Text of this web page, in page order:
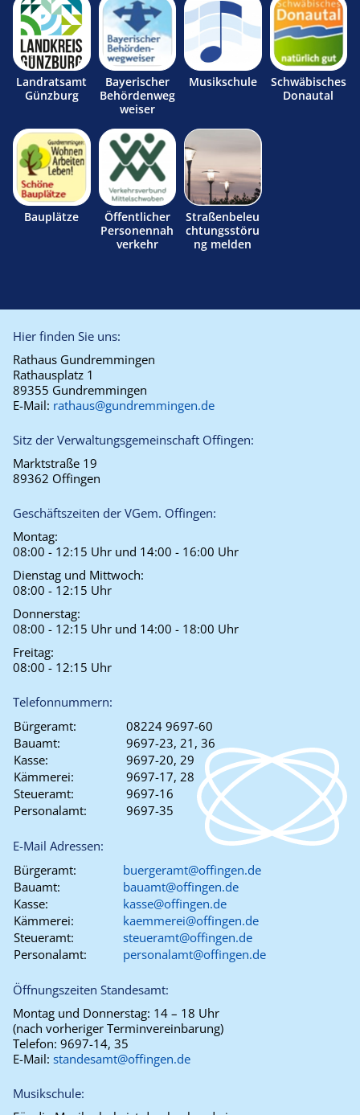
Landratsamt
Günzburg
Bayerischer
Behördenweg
weiser
Musikschule
Schwäbisches
Donautal
Bauplätze
Öffentlicher
Personennah
verkehr
Straßenbeleu
chtungsstöru
ng melden
Hier finden Sie uns:
Rathaus Gundremmingen
Rathausplatz 1
89355 Gundremmingen
E-Mail: rathaus@gundremmingen.de
Sitz der Verwaltungsgemeinschaft Offingen:
Marktstraße 19
89362 Offingen
Geschäftszeiten der VGem. Offingen:
Montag:
08:00 - 12:15 Uhr und 14:00 - 16:00 Uhr
Dienstag und Mittwoch:
08:00 - 12:15 Uhr
Donnerstag:
08:00 - 12:15 Uhr und 14:00 - 18:00 Uhr
Freitag:
08:00 - 12:15 Uhr
Telefonnummern:
Bürgeramt:
08224 9697-60
Bauamt:
9697-23, 21, 36
Kasse:
9697-20, 29
Kämmerei:
9697-17, 28
Steueramt:
9697-16
Personalamt:
9697-35
E-Mail Adressen:
Bürgeramt:
buergeramt@offingen.de
Bauamt:
bauamt@offingen.de
Kasse:
kasse@offingen.de
Kämmerei:
kaemmerei@offingen.de
Steueramt:
steueramt@offingen.de
Personalamt:
personalamt@offingen.de
Öffnungszeiten Standesamt:
Montag und Donnerstag: 14 – 18 Uhr
(nach vorheriger Terminvereinbarung)
Telefon: 9697-14, 35
E-Mail: standesamt@offingen.de
Musikschule: